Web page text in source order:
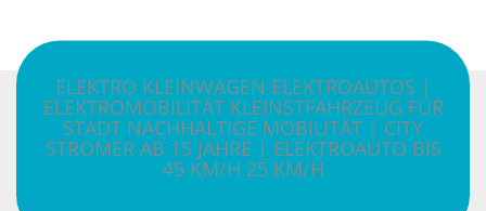
ELEKTRO KLEINWAGEN ELEKTROAUTOS |
ELEKTROMOBILITÄT KLEINSTFAHRZEUG FÜR
STADT NACHHALTIGE MOBILITÄT | CITY
STROMER AB 15 JAHRE | ELEKTROAUTO BIS
45 KM/H 25 KM/H